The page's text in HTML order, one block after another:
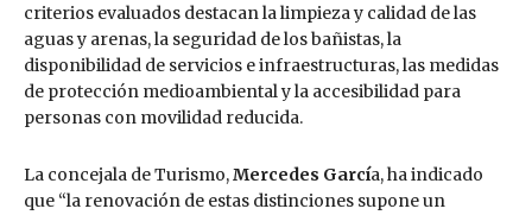
criterios evaluados destacan la limpieza y calidad de las
aguas y arenas, la seguridad de los bañistas, la
disponibilidad de servicios e infraestructuras, las medidas
de protección medioambiental y la accesibilidad para
personas con movilidad reducida.
La concejala de Turismo,Mercedes García, ha indicado
que “la renovación de estas distinciones supone un